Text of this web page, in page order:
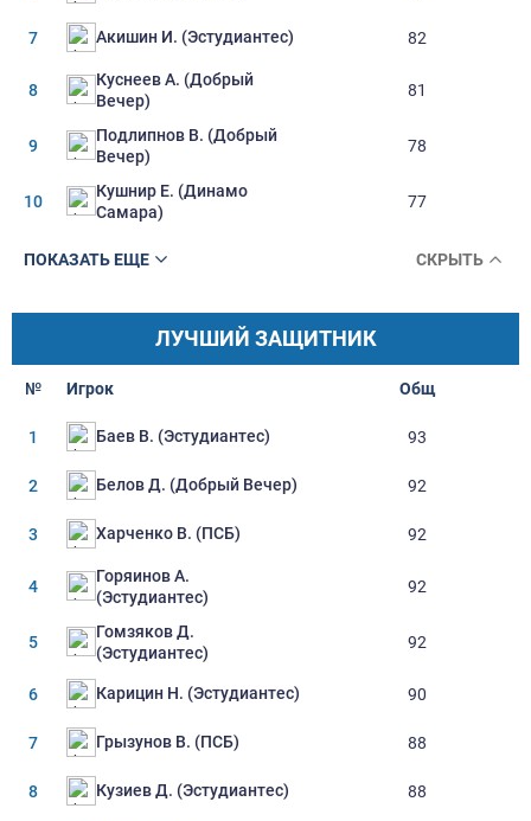
7 Акишин И. (Эстудиантес) 82
8
Куснеев А. (Добрый
Вечер)
81
9
Подлипнов В. (Добрый
Вечер)
78
10
Кушнир Е. (Динамо
Самара)
77
ПОКАЗАТЬ ЕЩЕ СКРЫТЬ
ЛУЧШИЙ ЗАЩИТНИК
№ Игрок Oбщ
1 Баев В. (Эстудиантес) 93
2 Белов Д. (Добрый Вечер) 92
3 Харченко В. (ПСБ) 92
4
Горяинов А.
(Эстудиантес)
92
5
Гомзяков Д.
(Эстудиантес)
92
6 Карицин Н. (Эстудиантес) 90
7 Грызунов В. (ПСБ) 88
8 Кузиев Д. (Эстудиантес) 88